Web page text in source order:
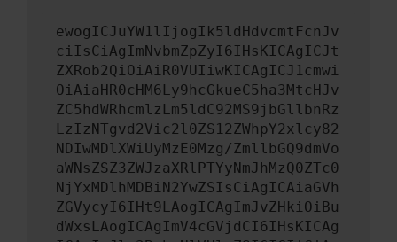
ewogICJuYW1lIjogIk5ldHdvcmtFcnJv
ciIsCiAgImNvbmZpZyI6IHsKICAgICJt
ZXRob2QiOiAiR0VUIiwKICAgICJ1cmwi
OiAiaHR0cHM6Ly9hcGkueC5ha3MtcHJv
ZC5hdWRhcmlzLm5ldC92MS9jbGllbnRz
LzIzNTgvd2Vic2l0ZS12ZWhpY2xlcy82
NDIwMDlXWiUyMzE0Mzg/ZmllbGQ9dmVo
aWNsZSZ3ZWJzaXRlPTYyNmJhMzQ0ZTc0
NjYxMDlhMDBiN2YwZSIsCiAgICAiaGVh
ZGVycyI6IHt9LAogICAgImJvZHkiOiBu
dWxsLAogICAgImV4cGVjdCI6IHsKICAg